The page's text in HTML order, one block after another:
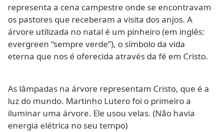
representa a cena campestre onde se encontravam
os pastores que receberam a visita dos anjos. A
árvore utilizada no natal é um pinheiro (em inglês:
evergreen “sempre verde”), o símbolo da vida
eterna que nos é oferecida através da fé em Cristo.
As lâmpadas na árvore representam Cristo, que é a
luz do mundo. Martinho Lutero foi o primeiro a
iluminar uma árvore. Ele usou velas. (Não havia
energia elétrica no seu tempo)